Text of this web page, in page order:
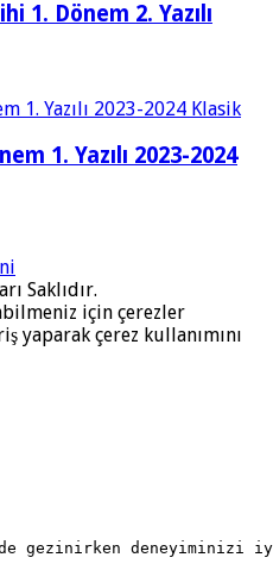
1. Dönem 2. Yazılı
1. Yazılı 2023-2024
Saklıdır.
için çerezler
yaparak çerez kullanımını
gezinirken deneyiminizi